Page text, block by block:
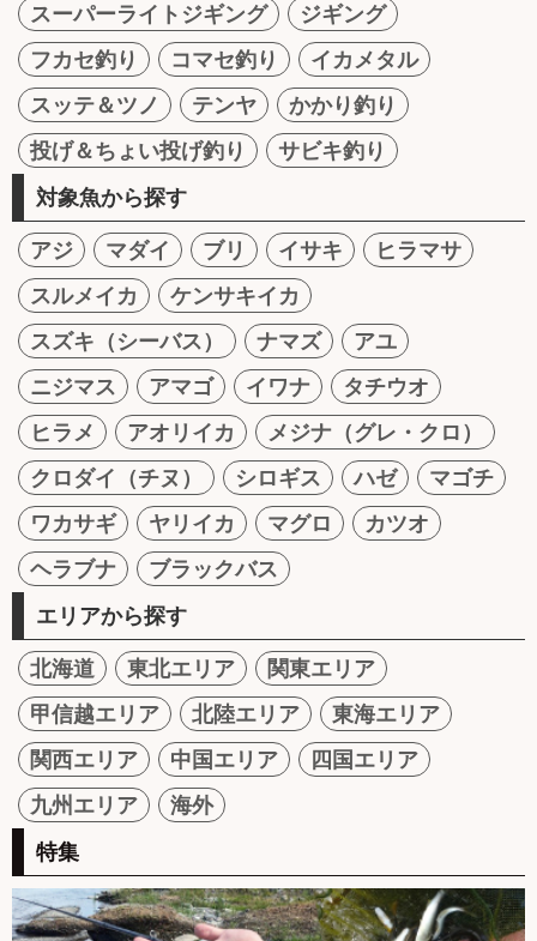
スーパーライトジギング
ジギング
フカセ釣り
コマセ釣り
イカメタル
スッテ＆ツノ
テンヤ
かかり釣り
投げ＆ちょい投げ釣り
サビキ釣り
対象魚から探す
アジ マダイ ブリ イサキ
ヒラマサ
スルメイカ
ケンサキイカ
スズキ（シーバス）
ナマズ
アユ
ニジマス
アマゴ イワナ
タチウオ
ヒラメ
アオリイカ
メジナ（グレ・クロ）
クロダイ（チヌ）
シロギス ハゼ
マゴチ
ワカサギ
ヤリイカ マグロ
カツオ
ヘラブナ
ブラックバス
エリアから探す
北海道 東北エリア
関東エリア
甲信越エリア
北陸エリア
東海エリア
関西エリア
中国エリア
四国エリア
九州エリア
海外
特集